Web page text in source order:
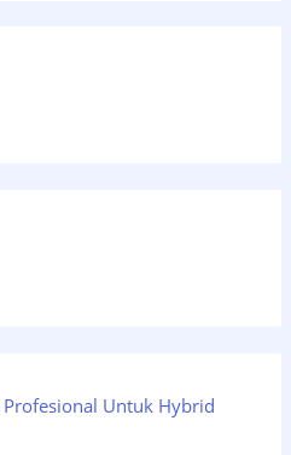
Profesional Untuk Hybrid